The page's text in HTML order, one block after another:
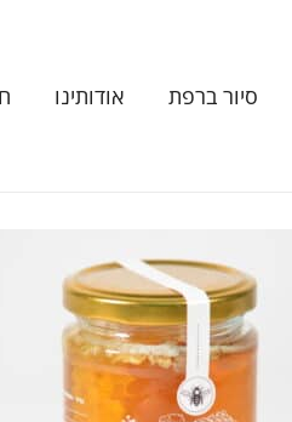
סיור ברפת אודותינו